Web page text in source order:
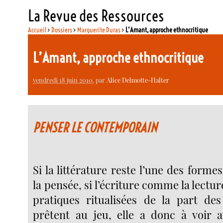
La Revue des Ressources
Accueil> Dossiers> Marguerite Duras> L’Amant, approche ethnocritique
L’Amant, approche ethnocritique
vendredi 18 juin 2010, parAlice Delmotte-Halter
PENSER LE CONTEMPORAIN
Si la littérature reste l’une des
la pensée, si l’écriture comme la
pratiques ritualisées de la part
prêtent au jeu, elle a donc à voir